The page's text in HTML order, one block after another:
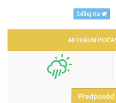
Sdílej na
AKTUÁLNÍ